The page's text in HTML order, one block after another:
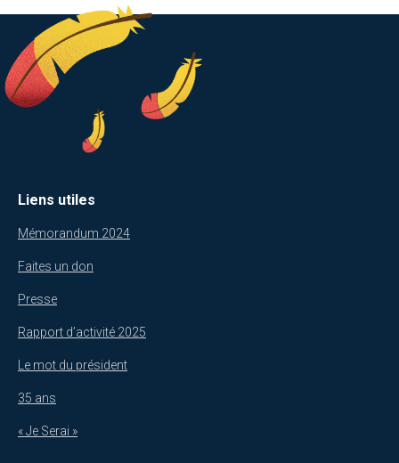
Liens utiles
Mémorandum 2024
Faites un don
Presse
Rapport d’activité 2025
Le mot du président
35 ans
« Je Serai »